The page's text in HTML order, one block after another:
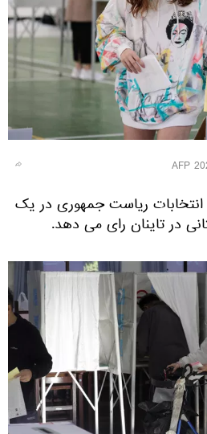
ریاست جمهوری در یک
در تاینان رای می دهد.